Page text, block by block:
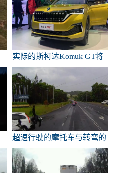
实际的斯柯达Komuk GT将
超速行驶的摩托车与转弯的
汽车相撞。